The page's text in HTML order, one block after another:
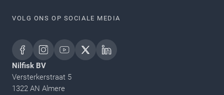
VOLG ONS OP SOCIALE MEDIA
Nilfisk BV
Versterkerstraat 5
1322 AN Almere